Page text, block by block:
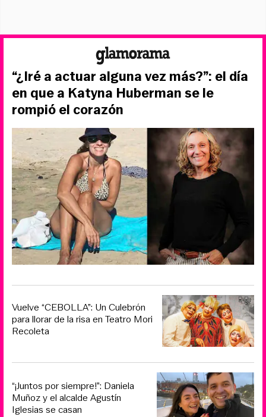
“¿Iré a actuar alguna vez más?”: el día
en que a Katyna Huberman se le
rompió el corazón
Vuelve “CEBOLLA”: Un Culebrón
para llorar de la risa en Teatro Mori
Recoleta
“¡Juntos por siempre!”: Daniela
Muñoz y el alcalde Agustín
Iglesias se casan